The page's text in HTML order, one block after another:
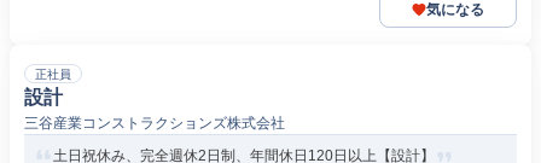
気になる
正社員
設計
三谷産業コンストラクションズ株式会社
土日祝休み、完全週休2日制、年間休日120日以上【設計】